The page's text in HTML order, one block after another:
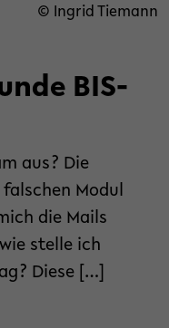
© Ingrid Tiemann
BIS-
aus? Die
Modul
die Mails
stelle ich
Diese […]